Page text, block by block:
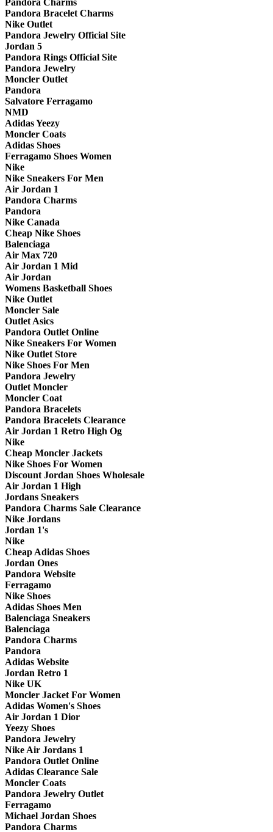
Pandora Bracelet Charms
Nike Outlet
Pandora Jewelry Official Site
Jordan 5
Pandora Rings Official Site
Pandora Jewelry
Moncler Outlet
Pandora
Salvatore Ferragamo
NMD
Adidas Yeezy
Moncler Coats
Adidas Shoes
Ferragamo Shoes Women
Nike
Nike Sneakers For Men
Air Jordan 1
Pandora Charms
Pandora
Nike Canada
Cheap Nike Shoes
Balenciaga
Air Max 720
Air Jordan 1 Mid
Air Jordan
Womens Basketball Shoes
Nike Outlet
Moncler Sale
Outlet Asics
Pandora Outlet Online
Nike Sneakers For Women
Nike Outlet Store
Nike Shoes For Men
Pandora Jewelry
Outlet Moncler
Moncler Coat
Pandora Bracelets
Pandora Bracelets Clearance
Air Jordan 1 Retro High Og
Nike
Cheap Moncler Jackets
Nike Shoes For Women
Discount Jordan Shoes Wholesale
Air Jordan 1 High
Jordans Sneakers
Pandora Charms Sale Clearance
Nike Jordans
Jordan 1's
Nike
Cheap Adidas Shoes
Jordan Ones
Pandora Website
Ferragamo
Nike Shoes
Adidas Shoes Men
Balenciaga Sneakers
Balenciaga
Pandora Charms
Pandora
Adidas Website
Jordan Retro 1
Nike UK
Moncler Jacket For Women
Adidas Women's Shoes
Air Jordan 1 Dior
Yeezy Shoes
Pandora Jewelry
Nike Air Jordans 1
Pandora Outlet Online
Adidas Clearance Sale
Moncler Coats
Pandora Jewelry Outlet
Ferragamo
Michael Jordan Shoes
Pandora Charms